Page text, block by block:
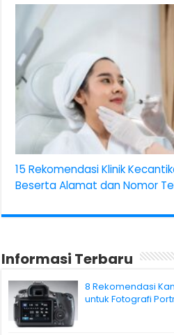
15 Rekomendasi Klinik
Beserta Alamat dan Nomor
Informasi Terbaru
8 Rekomendasi
untuk Fotografi